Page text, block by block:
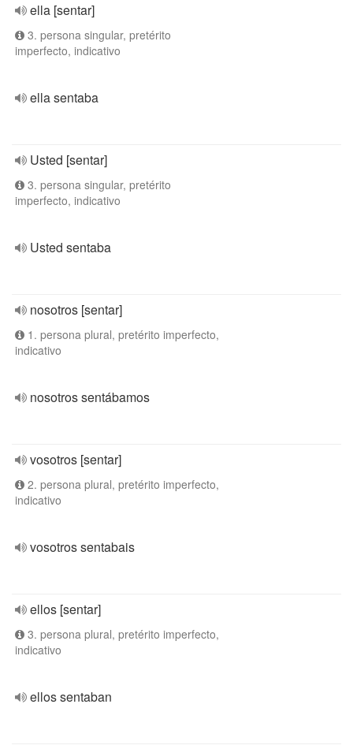
ella [sentar]
3. persona singular, pretérito
imperfecto, indicativo
ella sentaba
Usted [sentar]
3. persona singular, pretérito
imperfecto, indicativo
Usted sentaba
nosotros [sentar]
1. persona plural, pretérito imperfecto,
indicativo
nosotros sentábamos
vosotros [sentar]
2. persona plural, pretérito imperfecto,
indicativo
vosotros sentabais
ellos [sentar]
3. persona plural, pretérito imperfecto,
indicativo
ellos sentaban